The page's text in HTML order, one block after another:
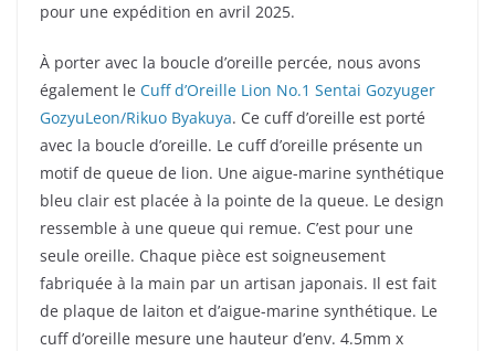
pour une expédition en avril 2025.
À porter avec la boucle d’oreille percée, nous avons
également le Cuff d’Oreille Lion No.1 Sentai Gozyuger
GozyuLeon/Rikuo Byakuya. Ce cuff d’oreille est porté
avec la boucle d’oreille. Le cuff d’oreille présente un
motif de queue de lion. Une aigue-marine synthétique
bleu clair est placée à la pointe de la queue. Le design
ressemble à une queue qui remue. C’est pour une
seule oreille. Chaque pièce est soigneusement
fabriquée à la main par un artisan japonais. Il est fait
de plaque de laiton et d’aigue-marine synthétique. Le
cuff d’oreille mesure une hauteur d’env. 4.5mm x